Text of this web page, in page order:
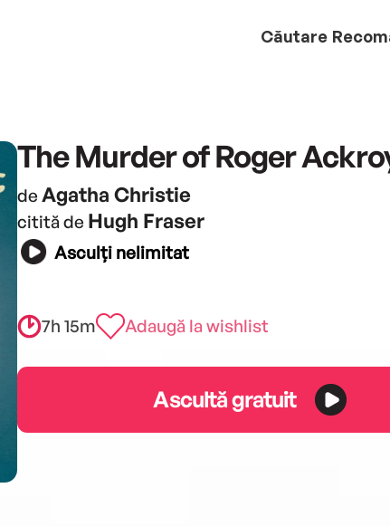
Căutare
The Murder of Roger
de Agatha Christie
citită de Hugh Fraser
Asculți nelimitat
7h 15m Adaugă la wishlist
Ascultă gratuit